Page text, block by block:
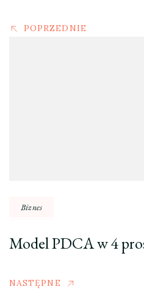
POPRZEDNIE
Biznes
Model PDCA w 4
NASTĘPNE